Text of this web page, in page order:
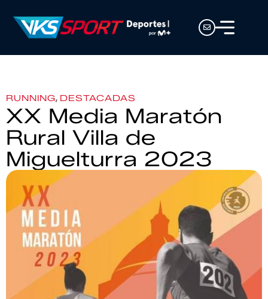
RUNNING, DESTACADAS
XX Media Maratón
Rural Villa de
Miguelturra 2023